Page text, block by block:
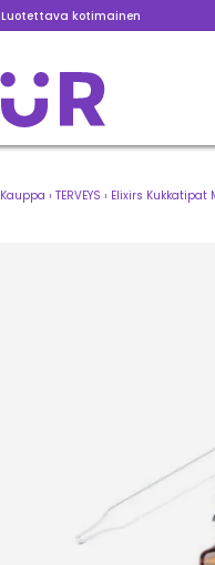
Luotettava kotimainen
Kauppa › TERVEYS › Elixirs Kukkatipat